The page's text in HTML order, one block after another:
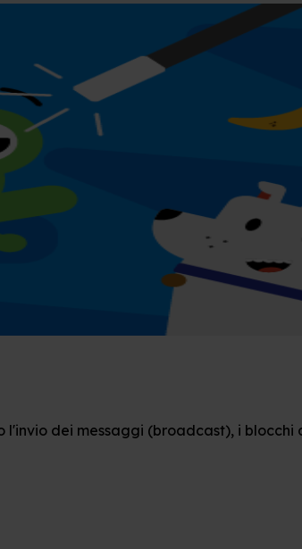
dei messaggi (broadcast), i blocchi